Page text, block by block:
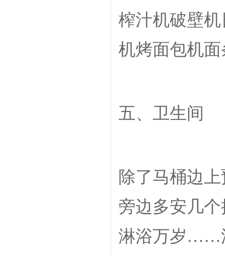
榨汁机破壁
机烤面包机
五、卫生间
除了马桶边
旁边多安几
淋浴万岁……